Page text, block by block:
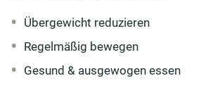
Übergewicht reduzieren
Regelmäßig bewegen
Gesund & ausgewogen essen